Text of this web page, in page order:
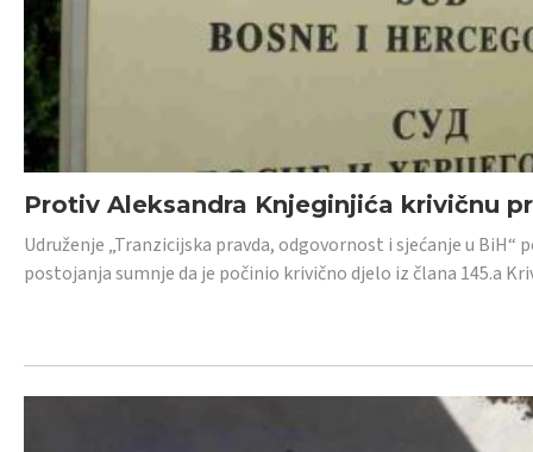
Protiv Aleksandra Knjeginjića krivičnu
Udruženje „Tranzicijska pravda, odgovornost i sjećanje u
postojanja sumnje da je počinio krivično djelo iz člana 145.a